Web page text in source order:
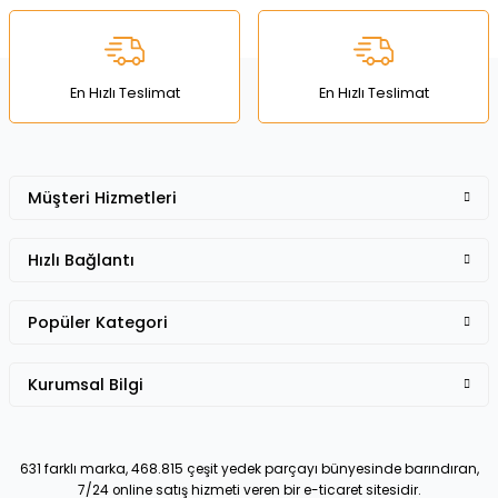
Ürün fiyatı diğer sitelerden daha pahalı.
Bu ürüne benzer farklı alternatifler olmalı.
En Hızlı Teslimat En Hızlı Teslimat
631 farklı marka, 468.815 çeşit yedek parçayı bünyesinde barındıran,
7/24 online satış hizmeti veren bir e-ticaret sitesidir.
Müşteri Hizmetleri
Hızlı Bağlantı
Popüler Kategori
Kurumsal Bilgi